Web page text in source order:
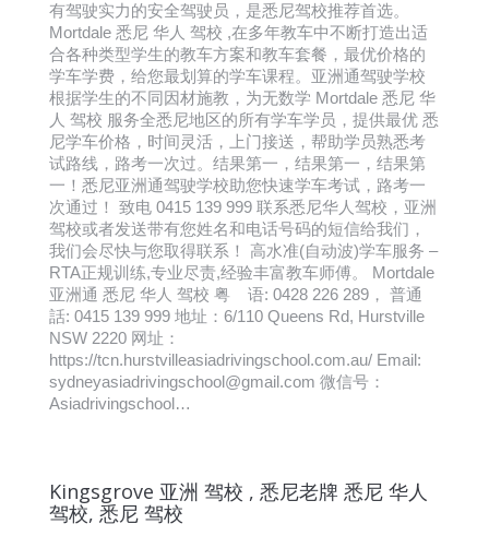
有驾驶实力的安全驾驶员，是悉尼驾校推荐首选。
Mortdale 悉尼 华人 驾校 ,在多年教车中不断打造出适
合各种类型学生的教车方案和教车套餐，最优价格的
学车学费，给您最划算的学车课程。亚洲通驾驶学校
根据学生的不同因材施教，为无数学 Mortdale 悉尼 华
人 驾校 服务全悉尼地区的所有学车学员，提供最优 悉
尼学车价格，时间灵活，上门接送，帮助学员熟悉考
试路线，路考一次过。结果第一，结果第一，结果第
一！悉尼亚洲通驾驶学校助您快速学车考试，路考一
次通过！ 致电 0415 139 999 联系悉尼华人驾校，亚洲
驾校或者发送带有您姓名和电话号码的短信给我们，
我们会尽快与您取得联系！ 高水准(自动波)学车服务 –
RTA正规训练,专业尽责,经验丰富教车师傅。 Mortdale
亚洲通 悉尼 华人 驾校 粤 语: 0428 226 289， 普通
話: 0415 139 999 地址：6/110 Queens Rd, Hurstville
NSW 2220 网址：
https://tcn.hurstvilleasiadrivingschool.com.au/ Email:
sydneyasiadrivingschool@gmail.com 微信号：
Asiadrivingschool…
Kingsgrove 亚洲 驾校 , 悉尼老牌 悉尼 华人
驾校, 悉尼 驾校